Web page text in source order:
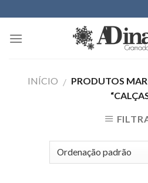
to
content
INÍCIO / PRODUTOS